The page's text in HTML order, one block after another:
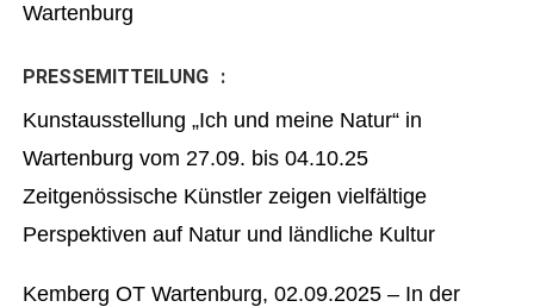
Wartenburg
PRESSEMITTEILUNG :
Kunstausstellung „Ich und meine Natur“ in
Wartenburg vom 27.09. bis 04.10.25
Zeitgenössische Künstler zeigen vielfältige
Perspektiven auf Natur und ländliche Kultur
Kemberg OT Wartenburg, 02.09.2025 – In der